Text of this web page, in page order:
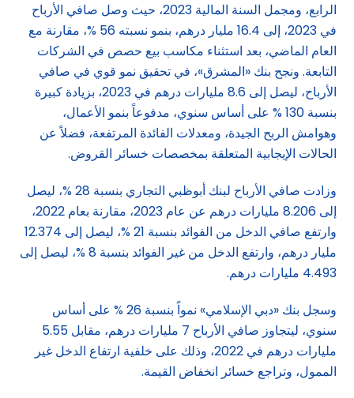
الرابع، ومجمل السنة المالية 2023، حيث وصل صافي الأرباح
في 2023، إلى 16.4 مليار درهم، بنمو نسبته 56 %، مقارنة مع
العام الماضي، بعد استثناء مكاسب بيع حصص في الشركات
التابعة. ونجح بنك «المشرق»، في تحقيق نمو قوي في صافي
الأرباح، ليصل إلى 8.6 مليارات درهم في 2023، بزيادة كبيرة
بنسبة 130 % على أساس سنوي، مدفوعاً بنمو الأعمال،
وهوامش الربح الجيدة، ومعدلات الفائدة المرتفعة، فضلاً عن
الحالات الإيجابية المتعلقة بمخصصات خسائر القروض.
وزادت صافي الأرباح لبنك أبوظبي التجاري بنسبة 28 %، ليصل
إلى 8.206 مليارات درهم عن عام 2023، مقارنة بعام 2022،
وارتفع صافي الدخل من الفوائد بنسبة 21 %، ليصل إلى 12.374
مليار درهم، وارتفع الدخل من غير الفوائد بنسبة 8 %، ليصل إلى
4.493 مليارات درهم.
وسجل بنك «دبي الإسلامي» نمواً بنسبة 26 % على أساس
سنوي، ليتجاوز صافي الأرباح 7 مليارات درهم، مقابل 5.55
مليارات درهم في 2022، وذلك على خلفية ارتفاع الدخل غير
الممول، وتراجع خسائر انخفاض القيمة.